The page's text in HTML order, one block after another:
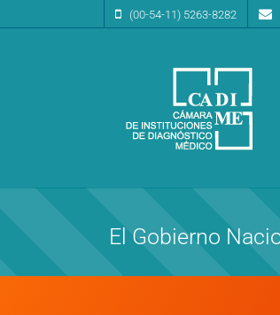
(00-54-11) 5263-8282
CA.DI.ME.
Cámara de Instituciones de
El Gobierno